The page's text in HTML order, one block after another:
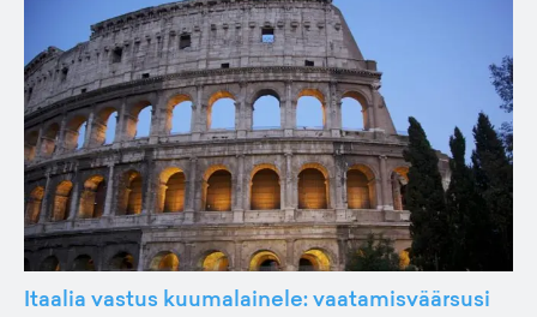
Itaalia vastus kuumalainele: vaatamisväärsusi